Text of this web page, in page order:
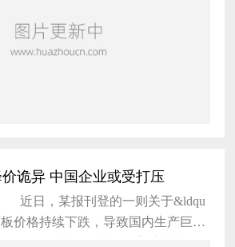
诡异 中国企业或受打压
近日，某报刊登的一则关于&ldqu
价格持续下跌，导致国内生产巨头